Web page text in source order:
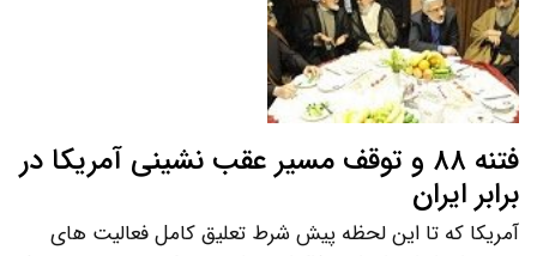
فتنه ۸۸ و توقف مسیر عقب نشینی آمریکا در
برابر ایران
آمریکا که تا این لحظه پیش شرط تعلیق کامل فعالیت های